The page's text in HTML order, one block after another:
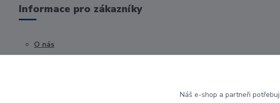
Informace pro zákazníky
O nás
Náš e-shop a partneři